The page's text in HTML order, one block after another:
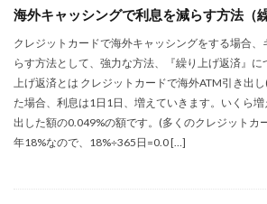
海外キャッシングで利息を減らす方法（
クレジットカードで海外キャッシングをする場合
らす方法として、強力な方法、『繰り上げ返済』に
上げ返済とは クレジットカードで海外ATM引き出
た場合、利息は1日1日、増えていきます。いくら
出した額の0.049%の額です。(多くのクレジットカ
年18%なので、18%÷365日=0.0 […]